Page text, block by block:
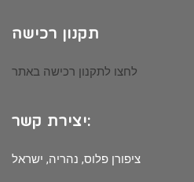
תקנון רכישה
לחצו לתקנון רכישה באתר
יצירת קשר:
ציפורן פלוס, נהריה, ישראל